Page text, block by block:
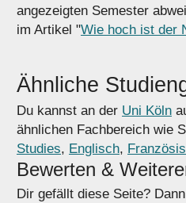
angezeigten Semester
im Artikel "Wie hoch ist der
Ähnliche
Du kannst an der Uni Köln
ähnlichen Fachbereich wie
Studies, Englisch,
Bewerten &
Dir gefällt diese Seite?